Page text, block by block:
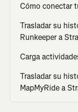
Cómo conectar
Trasladar su
Runkeeper a
Carga
Trasladar su
MapMyRide a